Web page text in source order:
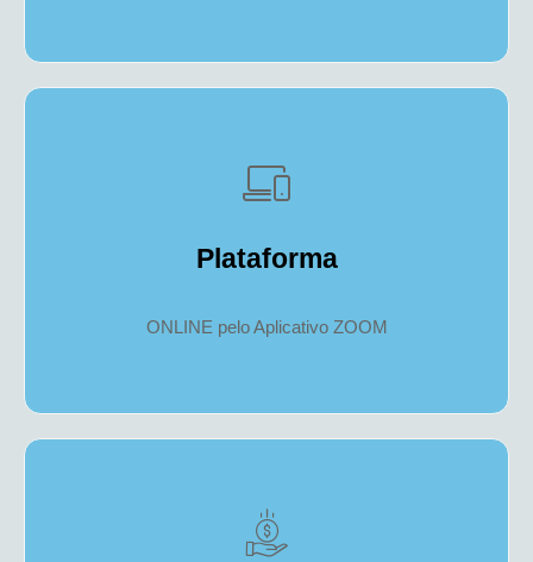
Plataforma
ONLINE pelo Aplicativo ZOOM